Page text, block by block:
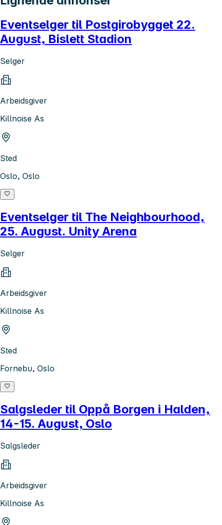
Eventselger til Postgirobygget 22.
August, Bislett Stadion
Selger
Arbeidsgiver
Killnoise As
Sted
Oslo, Oslo
Eventselger til The Neighbourhood,
25. August. Unity Arena
Selger
Arbeidsgiver
Killnoise As
Sted
Fornebu, Oslo
Salgsleder til Oppå Borgen i Halden,
14-15. August, Oslo
Salgsleder
Arbeidsgiver
Killnoise As